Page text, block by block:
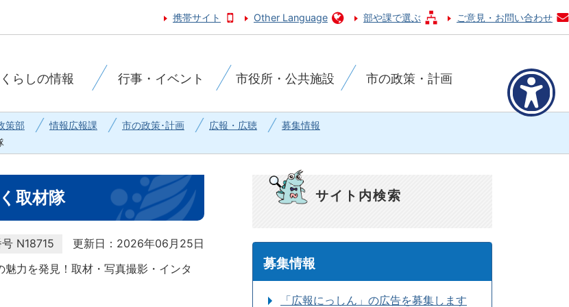
携帯サイト Other Language 部や課で選ぶ ご意見・お問い合わせ
くらしの情報 行事・イベント 市役所・公共施設 市の政策・計画
策部 情報広報課 市の政策･計画 広報・広聴
募集情報
取材隊
N18715
更新日：2026年06月25日
力を発見！取材・写真撮影・インタ
サイト内検索
募集情報
「広報にっしん」の広告を募集します